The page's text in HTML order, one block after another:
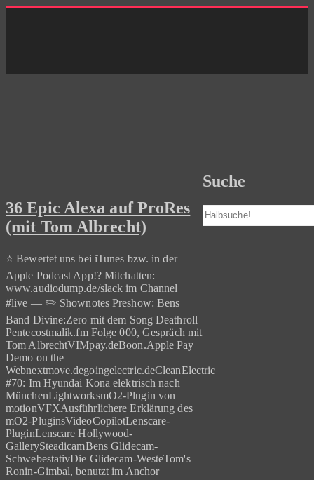
Skip
36 Epic Alexa auf ProRes
(mit Tom Albrecht)
⭐️ Bewertet uns bei iTunes bzw. in der
Apple Podcast App!? Mitchatten:
www.audiodump.de/slack im Channel
#live — ✏️ Shownotes Preshow: Bens
Band Divine:Zero mit dem Song Deathroll
Pentecostmalik.fm Folge 000, Gespräch mit
Tom AlbrechtVIMpay.deBoon.Apple Pay
Demo on the
Webnextmove.degoingelectric.deCleanElectric
#70: Im Hyundai Kona elektrisch nach
MünchenLightworksmO2-Plugin von
motionVFXAusführlichere Erklärung des
mO2-PluginsVideoCopilotLenscare-
PluginLenscare Hollywood-
GallerySteadicamBens Glidecam-
SchwebestativDie Glidecam-WesteTom's
Ronin-Gimbal, benutzt im Anchor
Suche
Suchen